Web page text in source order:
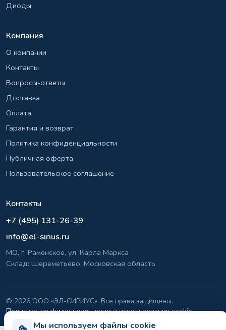
Мы используем файлы cookie
Диоды
Компания
О компании
Контакты
Вопросы-ответы
Доставка
Оплата
Гарантия и возврат
Политика конфиденциальности
Публичная оферта
Пользовательское соглашение
Контакты
+7 (495) 131-26-39
info@el-sirius.ru
МО, г. Раменское, ул. Карла Маркса
Склад: Шереметьево, Московская область
© 2026 ООО «ЭЛ-СИРИУС». Все права защищены.
Политика конфиденциальности и использования cookie